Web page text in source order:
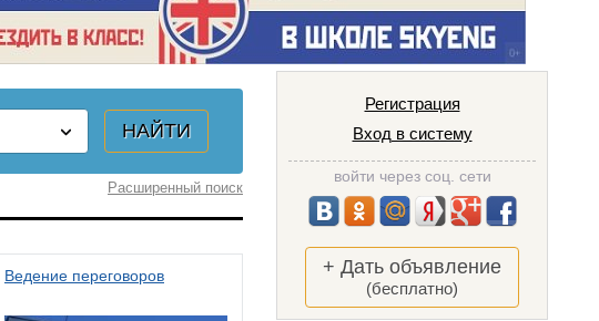
Расширенный поиск
Ведение переговоров
Регистрация
Вход в систему
войти через соц. сети
+ Дать объявление
(бесплатно)